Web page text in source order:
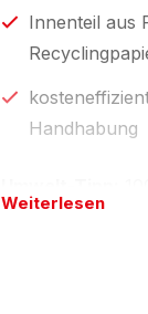
Innenteil aus
Handhabung
und natürlich
Weiterlesen